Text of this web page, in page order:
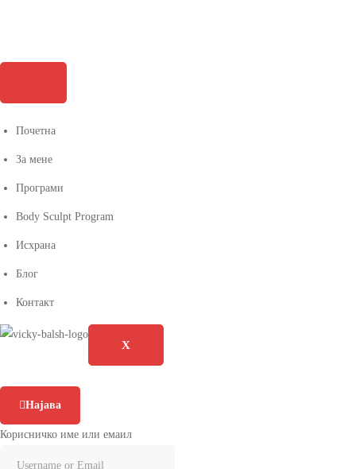
Почетна
За мене
Програми
Body Sculpt Program
Исхрана
Блог
Контакт
X
Најава
Корисничко име или емаил